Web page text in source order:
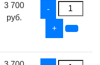
3 700
руб.